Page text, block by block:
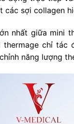
các sợi collagen
nhất giữa mini
thermage chỉ tác
năng lượng